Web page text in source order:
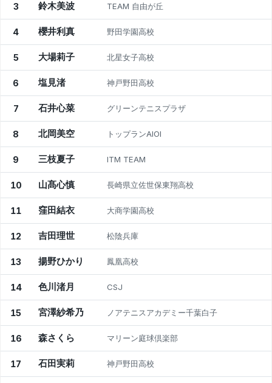
3 鈴木美波 TEAM 自由が丘
4 櫻井利真 野田学園高校
5 大場莉子 北星女子高校
6 塩見渚 神戸野田高校
7 石井心菜 グリーンテニスプラザ
8 北岡美空 トップランAIOI
9 三枝夏子 ITM TEAM
10 山髙心慎 長崎県立佐世保東翔高校
11 窪田結衣 大商学園高校
12 吉田理世 松陰兵庫
13 揚野ひかり 鳳凰高校
14 色川渚月 CSJ
15 宮澤紗希乃 ノアテニスアカデミー千葉白子
16 森さくら マリーン庭球倶楽部
17 石田実莉 神戸野田高校